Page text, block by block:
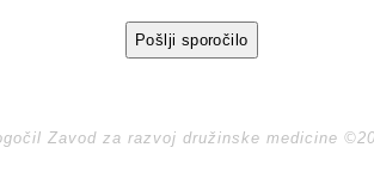
Zavod za razvoj družinske medicine